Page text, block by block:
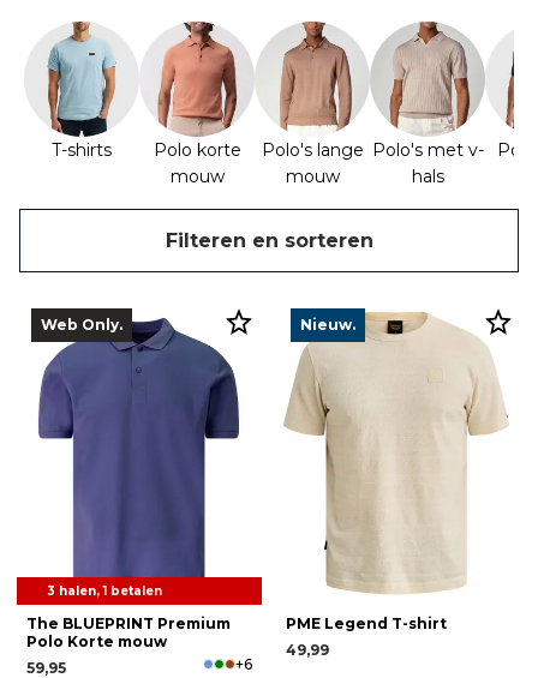
T-shirts
Polo korte
mouw
Polo's lange
mouw
Polo's met v-
hals
Filteren en sorteren
Web Only.
3 halen, 1 betalen
The BLUEPRINT Premium
Polo Korte mouw
59,95
+6
Nieuw.
PME Legend T-shirt
49,99